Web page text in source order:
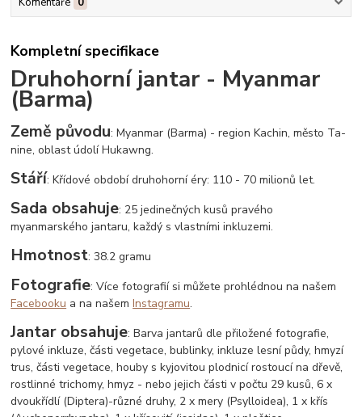
Kompletní specifikace
Druhohorní jantar - Myanmar
(Barma)
Země původu: Myanmar (Barma) - region Kachin, město Ta-
nine, oblast údolí Hukawng.
Stáří: Křídové období druhohorní éry: 110 - 70 milionů let.
Sada obsahuje: 25 jedinečných kusů pravého
myanmarského jantaru, každý s vlastními inkluzemi.
Hmotnost: 38.2 gramu
Fotografie: Více fotografií si můžete prohlédnou na našem
Facebooku a na našemInstagramu.
Jantar obsahuje: Barva jantarů dle přiložené fotografie,
pylové inkluze, části vegetace, bublinky, inkluze lesní půdy, hmyzí
trus, části vegetace, houby s kyjovitou plodnicí rostoucí na dřevě,
rostlinné trichomy, hmyz - nebo jejich části v počtu 29 kusů, 6 x
dvoukřídlí (Diptera)-různé druhy, 2 x mery (Psylloidea), 1 x křís